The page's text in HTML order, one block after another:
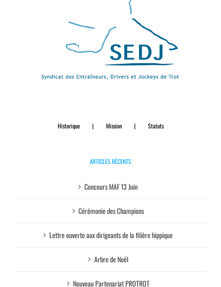
Historique Mission Statuts
ARTICLES RÉCENTS
Concours MAF 13 Juin
Cérémonie des Champions
Lettre ouverte aux dirigeants de la filière hippique
Arbre de Noël
Nouveau Partenariat PROTROT